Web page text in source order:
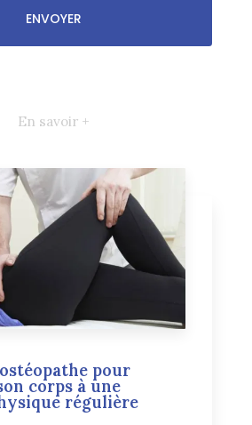
En savoir +
pour
corps à une
régulière